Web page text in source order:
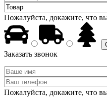
Пожалуйста, докажите, что
Заказать звонок
Пожалуйста, докажите, что